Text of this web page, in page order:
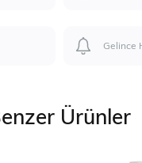
Gelince
Ürünler